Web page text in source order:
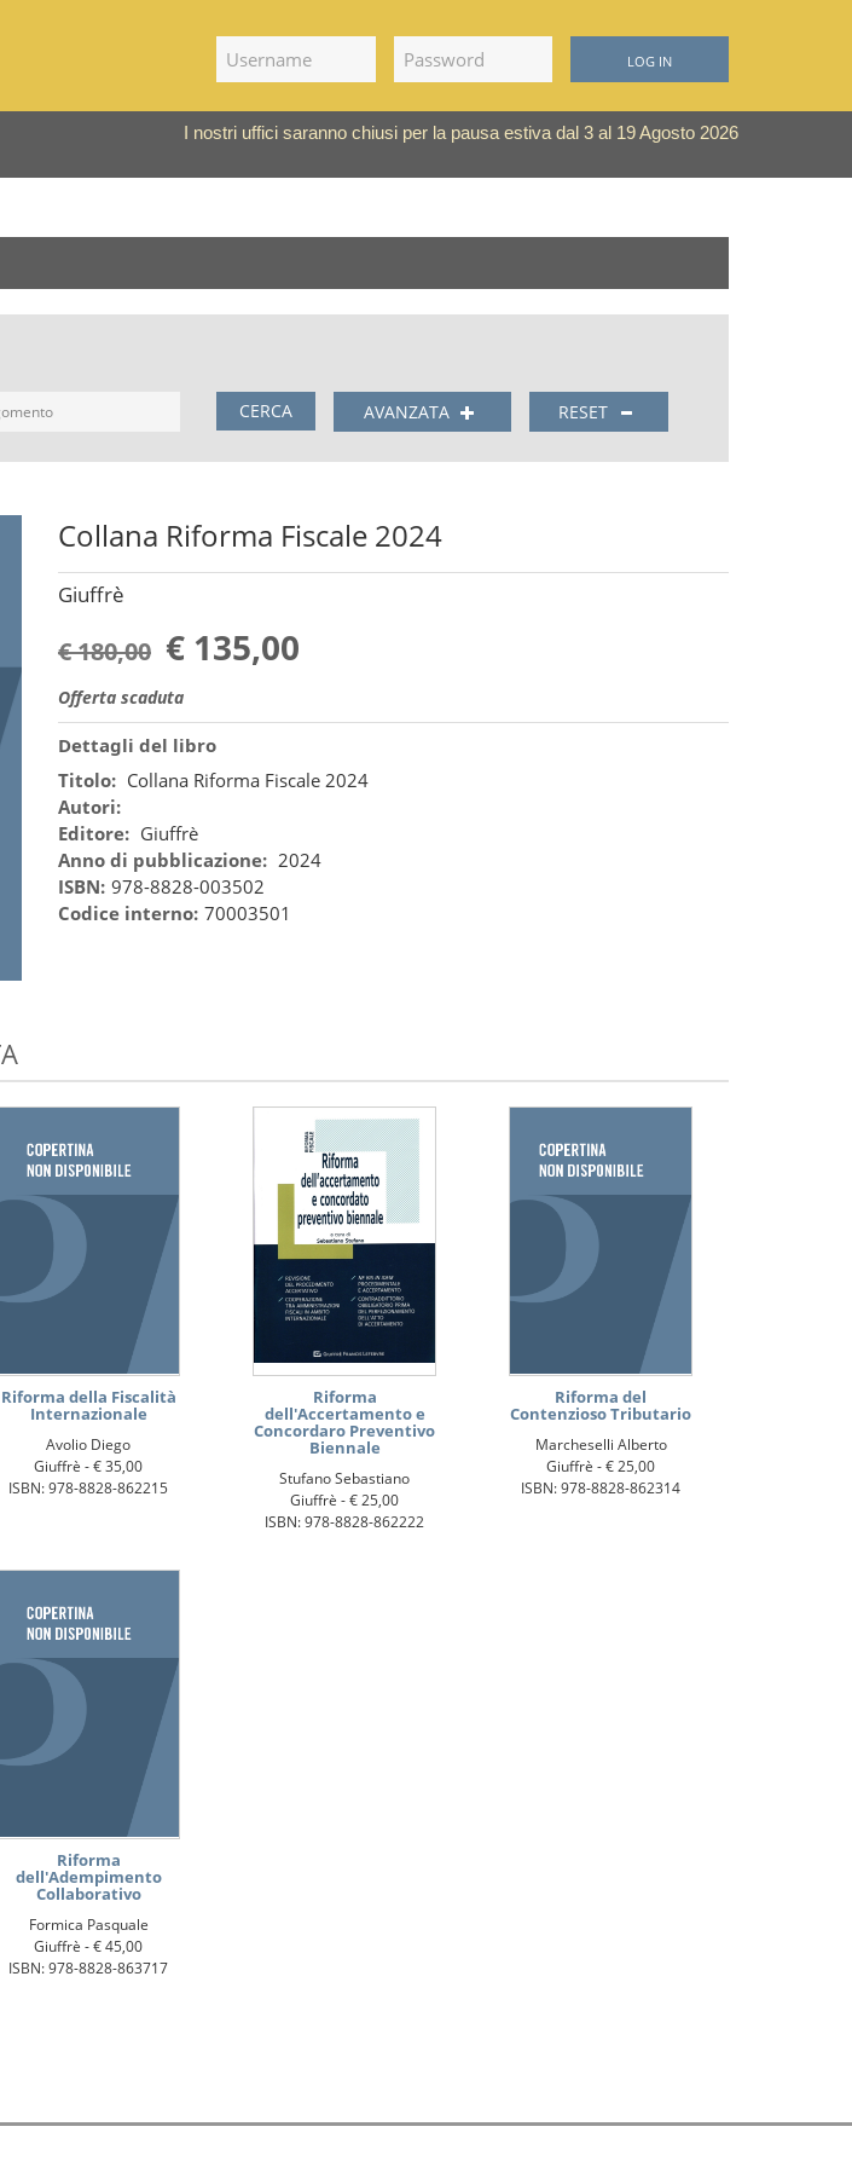
LOG IN
I nostri uffici saranno chiusi per la pausa estiva dal 3 al 19 Agosto 2026
CERCA AVANZATA RESET
Collana Riforma Fiscale 2024
Giuffrè
€ 180,00 € 135,00
Offerta scaduta
Dettagli del libro
Titolo: Collana Riforma Fiscale 2024
Autori:
Editore: Giuffrè
Anno di pubblicazione: 2024
ISBN: 978-8828-003502
Codice interno: 70003501
Riforma della Fiscalità
Internazionale
Avolio Diego
Giuffrè -€ 35,00
ISBN: 978-8828-862215
Riforma
dell'Accertamento e
Concordaro Preventivo
Biennale
Stufano Sebastiano
Giuffrè -€ 25,00
ISBN: 978-8828-862222
Riforma del
Contenzioso Tributario
Marcheselli Alberto
Giuffrè -€ 25,00
ISBN: 978-8828-862314
Riforma
dell'Adempimento
Collaborativo
Formica Pasquale
Giuffrè -€ 45,00
ISBN: 978-8828-863717